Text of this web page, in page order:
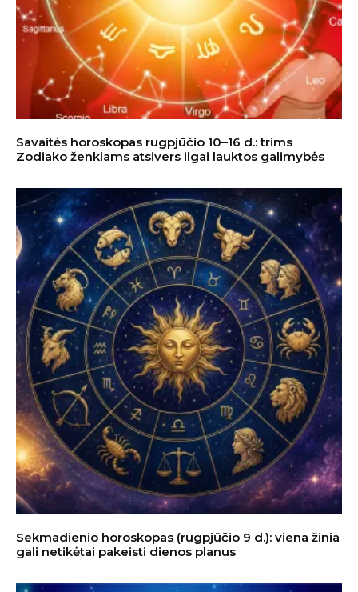
Savaitės horoskopas rugpjūčio 10–16 d.: trims
Zodiako ženklams atsivers ilgai lauktos galimybės
Sekmadienio horoskopas (rugpjūčio 9 d.): viena žinia
gali netikėtai pakeisti dienos planus